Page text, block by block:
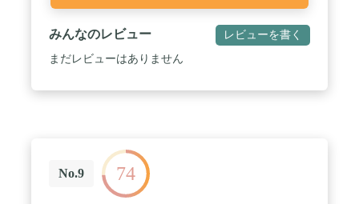
みんなのレビュー レビューを書く
まだレビューはありません
No.9 74